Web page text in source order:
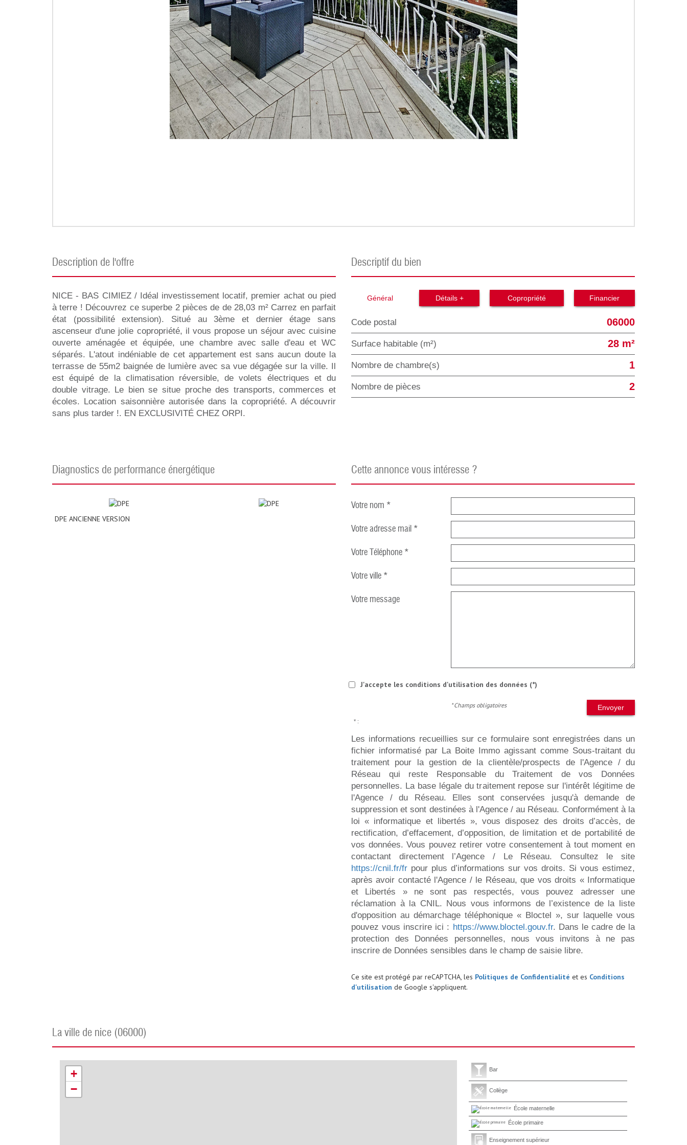
description de l'offre
NICE - BAS CIMIEZ / Idéal investissement locatif, premier achat ou pied
à terre ! Découvrez ce superbe 2 pièces de de 28,03 m² Carrez en parfait
état (possibilité extension). Situé au 3ème et dernier étage sans
ascenseur d'une jolie copropriété, il vous propose un séjour avec cuisine
ouverte aménagée et équipée, une chambre avec salle d'eau et WC
séparés. L'atout indéniable de cet appartement est sans aucun doute la
terrasse de 55m2 baignée de lumière avec sa vue dégagée sur la ville. Il
est équipé de la climatisation réversible, de volets électriques et du
double vitrage. Le bien se situe proche des transports, commerces et
écoles. Location saisonnière autorisée dans la copropriété. A découvrir
sans plus tarder !. EN EXCLUSIVITÉ CHEZ ORPI.
descriptif du bien
Général Détails + Copropriété Financier
Code postal 06000
Surface habitable (m²) 28 m²
Nombre de chambre(s) 1
Nombre de pièces 2
diagnostics de performance énergétique
DPE ANCIENNE VERSION
cette annonce vous intéresse ?
Votre nom *
Votre adresse mail *
Votre Téléphone *
Votre ville *
Votre message
J'accepte les conditions d'utilisation des données (*)
Envoyer
* Champs obligatoires
* :
Les informations recueillies sur ce formulaire sont enregistrées dans un
fichier informatisé par La Boite Immo agissant comme Sous-traitant du
traitement pour la gestion de la clientèle/prospects de l'Agence / du
Réseau qui reste Responsable du Traitement de vos Données
personnelles. La base légale du traitement repose sur l'intérêt légitime de
l'Agence / du Réseau. Elles sont conservées jusqu'à demande de
suppression et sont destinées à l'Agence / au Réseau. Conformément à la
loi « informatique et libertés », vous disposez des droits d’accès, de
rectification, d’effacement, d’opposition, de limitation et de portabilité de
vos données. Vous pouvez retirer votre consentement à tout moment en
contactant directement l’Agence / Le Réseau. Consultez le site
https://cnil.fr/fr pour plus d’informations sur vos droits. Si vous estimez,
après avoir contacté l'Agence / le Réseau, que vos droits « Informatique
et Libertés » ne sont pas respectés, vous pouvez adresser une
réclamation à la CNIL. Nous vous informons de l’existence de la liste
d'opposition au démarchage téléphonique « Bloctel », sur laquelle vous
pouvez vous inscrire ici : https://www.bloctel.gouv.fr. Dans le cadre de la
protection des Données personnelles, nous vous invitons à ne pas
inscrire de Données sensibles dans le champ de saisie libre.
Ce site est protégé par reCAPTCHA, les Politiques de Confidentialité et es Conditions
d'utilisation de Google s'appliquent.
la ville de nice (06000)
+
−
Bar
Collège
École maternelle
École primaire
Enseignement supérieur